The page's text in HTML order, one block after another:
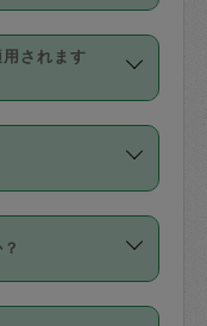
タスカジさ
てくださ
の調整はで
険の対象外
険作業、屋
ンで料理関
方、日本で
の先生とし
ン出身の
ンドの方が
す。
面接と説明
分証明書の
ます。外国
んトレーニ
ーニングの
したタスカ
されます
でタスカジ
での作業に
掃除、洗
、人にけが
、補償金額
後（72時間
なっていま
種類がありま